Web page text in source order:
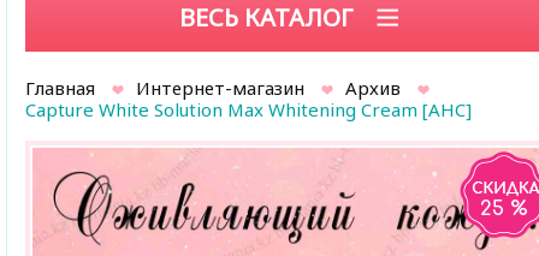
ВЕСЬ КАТАЛОГ
Главная Интернет-магазин
Архив
Capture White Solution Max Whitening Cream [AHC]
25 %